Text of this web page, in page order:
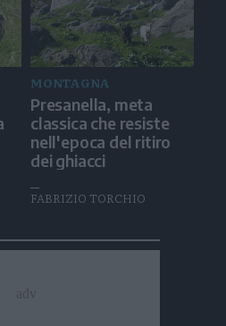
MONTAGNA
Presanella, meta
classica che resiste
nell'epoca del ritiro
dei ghiacci
FABRIZIO TORCHIO